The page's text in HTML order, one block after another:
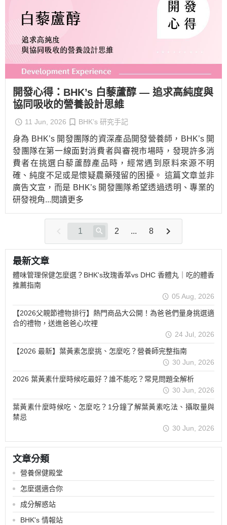
開發心得：BHK’s 白藜蘆醇 — 追求高純度與
協同吸收的營養設計思維
11 Jun, 2026 BHK’s 研究手記
身為 BHK’s 開發團隊的資深產品開發營養師，BHK’s 開
發團隊在第一線面對消費者與審視市場時，發現許多消
費者在挑選白藜蘆醇產品時，經常遇到原料來源不明
確、純度不足或是懷疑農藥殘留的困擾。 這篇文章並非
廣告文宣，而是 BHK’s 開發團隊希望透過透明、專業的
研發視角...閱讀更多
2 ... 8
最新文章
體味管理保健怎麼選？BHK's玫瑰香萃vs DHC 香體丸｜吃的體香
推薦指南
05 Aug, 2026
【2026父親節禮物排行】熱門商品大公開！為爸爸們量身挑選適
合的禮物，送進爸爸心坎裡
24 Jul, 2026
【2026 最新】葉黃素怎麼挑、怎麼吃？營養師完整指南
30 Jun, 2026
2026 葉黃素什麼時候吃最好？誰不能吃？常見問題全解析
30 Jun, 2026
葉黃素什麼時候吃、怎麼吃？1分鐘了解葉黃素吃法、攝取量與
禁忌
30 Jun, 2026
文章分類
營養保健殿堂
怎麼選適合你
成分解惑站
BHK's 情報站